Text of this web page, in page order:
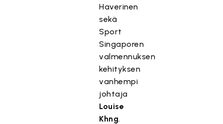
Haverinen
sekä
Sport
Singaporen
valmennuksen
kehityksen
vanhempi
johtaja
Louise
Khng.